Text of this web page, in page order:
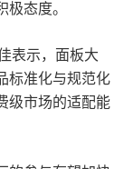
态度。
表示，面板大
标准化与规范化
级市场的适配能